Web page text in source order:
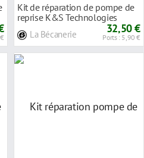
Kit de réparation de pompe de
reprise K&S Technologies
La Bécanerie 32,50 €
Ports : 5,90 €